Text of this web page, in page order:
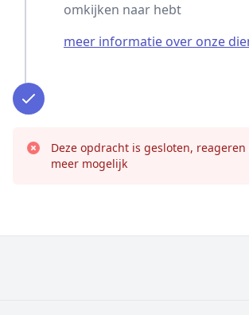
omkijken naar hebt
meer informatie over onze
Deze opdracht is gesloten,
meer mogelijk